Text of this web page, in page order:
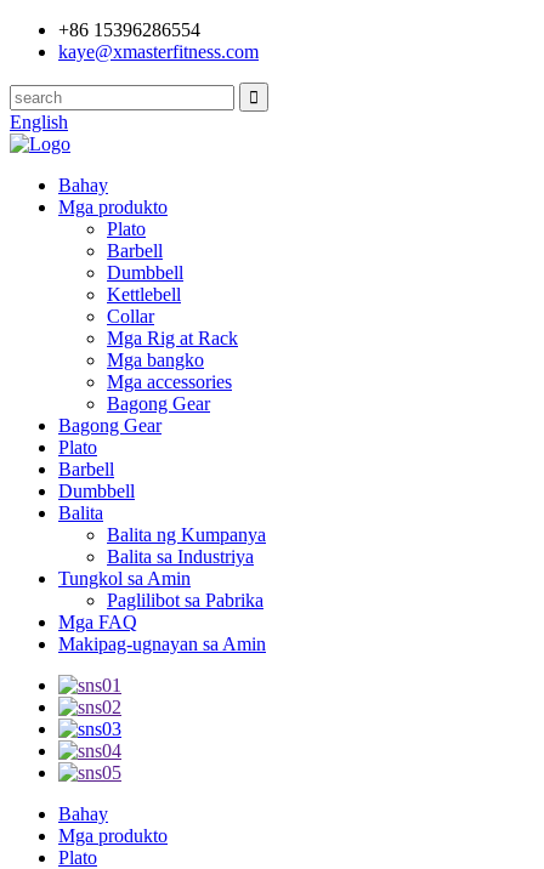
+86 15396286554
kaye@xmasterfitness.com
English
Bahay
Mga produkto
Plato
Barbell
Dumbbell
Kettlebell
Collar
Mga Rig at Rack
Mga bangko
Mga accessories
Bagong Gear
Bagong Gear
Plato
Barbell
Dumbbell
Balita
Balita ng Kumpanya
Balita sa Industriya
Tungkol sa Amin
Paglilibot sa Pabrika
Mga FAQ
Makipag-ugnayan sa Amin
Bahay
Mga produkto
Plato